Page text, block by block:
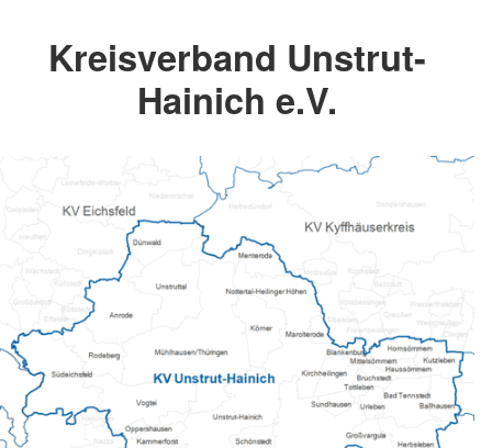
Kreisverband Unstrut-
Hainich e.V.